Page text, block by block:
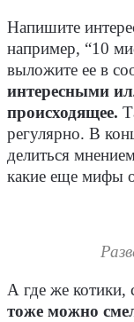
Напишите
например, “10
выложите ее в
интересными
происходящее.
регулярно. В
делиться
какие еще мифы
А где же котики,
тоже можно